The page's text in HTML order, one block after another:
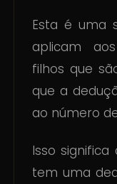
Esta é uma
aplicam
filhos que
que a
ao número
Isso
tem uma